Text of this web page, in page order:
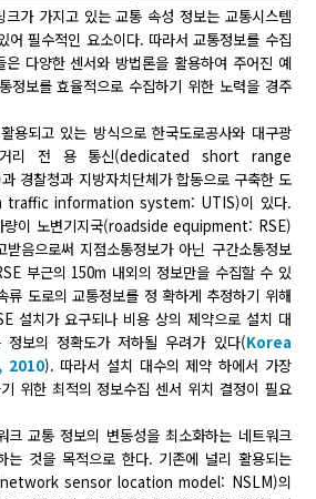
가 가지고 있는 교통 속성 정보는 교통시스템
어 필수적인 요소이다. 따라서 교통정보를 수집
다양한 센서와 방법론을 활용하여 주어진 예
정보를 효율적으로 수집하기 위한 노력을 경주
용되고 있는 방식으로 한국도로공사와 대구광
거리 전 용 통신(dedicated short range
경찰청과 지방자치단체가 합동으로 구축한 도
traffic information system: UTIS)이 있다.
량이 노변기지국(roadside equipment: RSE)
음으로써 지점소통정보가 아닌 구간소통정보
부근의 150m 내외의 정보만을 수집할 수 있
류 도로의 교통정보를 정 확하게 추정하기 위해
설치가 요구되나 비용 상의 제약으로 설치 대
보의 정확도가 저하될 우려가 있다(Korea
). 따라서 설치 대수의 제약 하에서 가장
위한 최적의 정보수집 센서 위치 결정이 필요
크 교통 정보의 변동성을 최소화하는 네트워크
는 것을 목적으로 한다. 기존에 널리 활용되는
(network sensor location model: NSLM)의